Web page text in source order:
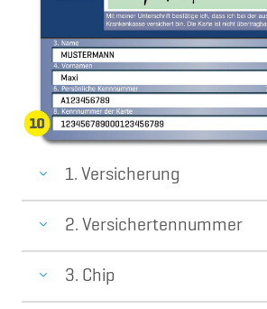
1. Versicherung
2. Versichertennummer
3. Chip